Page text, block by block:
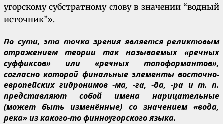
угорскому субстратному слову в значении “водный
источник”».
По сути, эта точка зрения является реликтовым
отражением теории так называемых «речных
суффиксов» или «речных топоформантов»,
согласно которой финальные элементы восточно-
европейских гидронимов -ма, -га, -да, -ра и т. п.
представляют собой имена нарицательные
(может быть изменённые) со значением «вода,
река» из какого-то финноугорского языка.